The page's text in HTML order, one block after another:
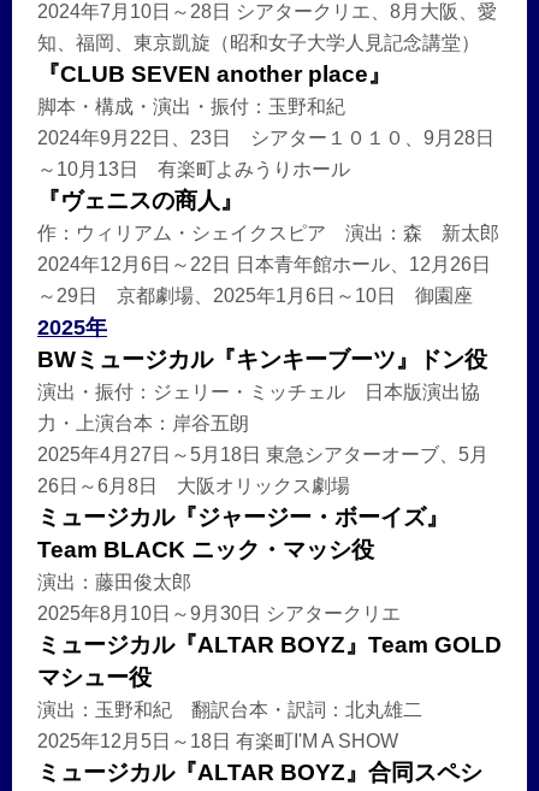
2024年7月10日～28日 シアタークリエ、8月大阪、愛
知、福岡、東京凱旋（昭和女子大学人見記念講堂）
『CLUB SEVEN another place』
脚本・構成・演出・振付：玉野和紀
2024年9月22日、23日 シアター１０１０、9月28日
～10月13日 有楽町よみうりホール
『ヴェニスの商人』
作：ウィリアム・シェイクスピア 演出：森 新太郎
2024年12月6日～22日 日本青年館ホール、12月26日
～29日 京都劇場、2025年1月6日～10日 御園座
2025年
BWミュージカル『キンキーブーツ』ドン役
演出・振付：ジェリー・ミッチェル 日本版演出協
力・上演台本：岸谷五朗
2025年4月27日～5月18日 東急シアターオーブ、5月
26日～6月8日 大阪オリックス劇場
ミュージカル『ジャージー・ボーイズ』
Team BLACK ニック・マッシ役
演出：藤田俊太郎
2025年8月10日～9月30日 シアタークリエ
ミュージカル『ALTAR BOYZ』Team GOLD
マシュー役
演出：玉野和紀 翻訳台本・訳詞：北丸雄二
2025年12月5日～18日 有楽町I'M A SHOW
ミュージカル『ALTAR BOYZ』合同スペシ